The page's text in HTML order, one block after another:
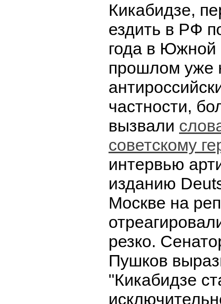
Кикабидзе,
ездить в РФ
года в
прошлом уже
частности,
вызвали
советскому
интервью
изданию
Москве на
резко.
Пушков
"Кикабидзе